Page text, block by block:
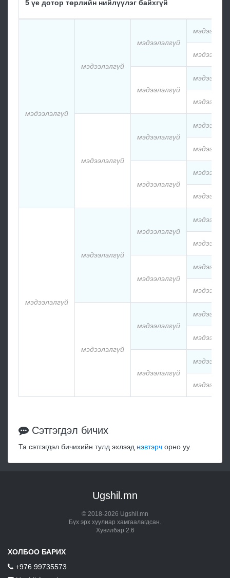
5 үе дотор төрлийн нийлүүлэг байхгүй
мэдээлэлгүй
мэдээлэлгүй
мэдээлэлгүй
мэдээлэлгүй
мэдээлэлгүй
мэдээлэлгүй
мэдээлэлгүй
мэдээлэлгүй
мэдээлэлгүй
мэдээлэлгүй
мэдээлэлгүй
мэдээлэлгүй
мэдээлэлгүй
мэдээлэлгүй
Сэтгэгдэл бичих
Та сэтгэгдэл бичихийн тулд эхлээд нэвтэрч орно уу.
Ugshil.mn
© 2018-2026 Ugshil.mn
Бүх эрх хуулиар хамгаалагдсан.
Хувилбар 2.6
ХОЛБОО БАРИХ
+976 99735573